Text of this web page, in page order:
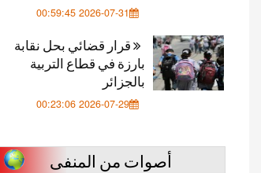
2026-07-31 00:59:45
قرار قضائي بحل نقابة
بارزة في قطاع التربية
بالجزائر
2026-07-29 00:23:06
أصوات من المنفى